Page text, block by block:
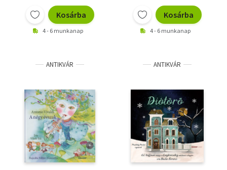
Kosárba
4 - 6 munkanap
Kosárba
4 - 6 munkanap
ANTIKVÁR ANTIKVÁR